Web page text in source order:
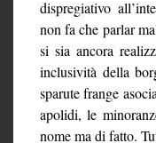
dispregiativo
non fa che parlar
si sia ancora
inclusività della
sparute frange
apolidi, le
nome ma di fatto.